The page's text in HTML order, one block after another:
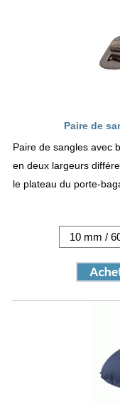
Paire de
Paire de sangles avec
en deux largeurs
le plateau du porte-